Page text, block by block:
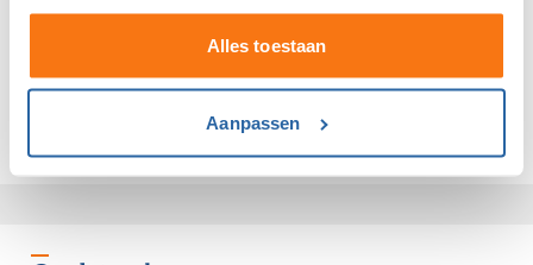
Alles toestaan
Aanpassen
Handicapping, Regels en Course Rating
030 - 2426372